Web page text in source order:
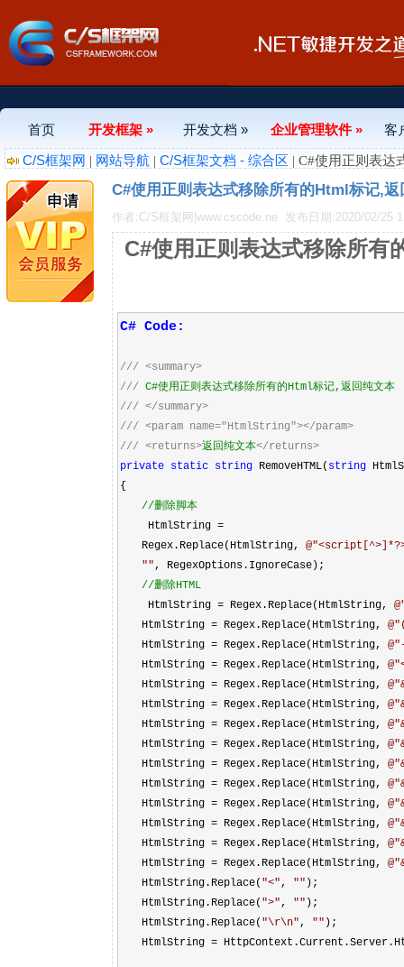
首页 开发框架 » 开发文档 » 企业管理软件 »
客
C/S框架网 | 网站导航 | C/S框架文档 - 综合区 | C#使用正则表达
C#使用正则表达式移除所有的Html标记,返
作者:C/S框架网|www.cscode.ne 发布日期:2020/02/25
C#使用正则表达式移除所有
C# Code:
/// <summary>
/// C#使用正则表达式移除所有的Html标记,返回纯文本
/// </summary>
/// <param name="HtmlString"></param>
/// <returns>返回纯文本</returns>
private static string RemoveHTML( string
{
//删除脚本
HtmlString =
Regex.Replace(HtmlString, @"
"", RegexOptions.IgnoreCase);
//删除HTML
HtmlString = Regex.Replace(HtmlString,
HtmlString = Regex.Replace(HtmlString, @"
HtmlString = Regex.Replace(HtmlString, @"
HtmlString = Regex.Replace(HtmlString, @"
HtmlString = Regex.Replace(HtmlString, @"
HtmlString = Regex.Replace(HtmlString, @"
HtmlString = Regex.Replace(HtmlString, @"
HtmlString = Regex.Replace(HtmlString, @"
HtmlString = Regex.Replace(HtmlString, @"
HtmlString = Regex.Replace(HtmlString, @"
HtmlString = Regex.Replace(HtmlString, @"
HtmlString = Regex.Replace(HtmlString, @"
HtmlString = Regex.Replace(HtmlString, @"
HtmlString = Regex.Replace(HtmlString, @"
HtmlString.Replace( "<", "" );
HtmlString.Replace( ">", "" );
HtmlString.Replace( "\r\n", "" );
HtmlString =